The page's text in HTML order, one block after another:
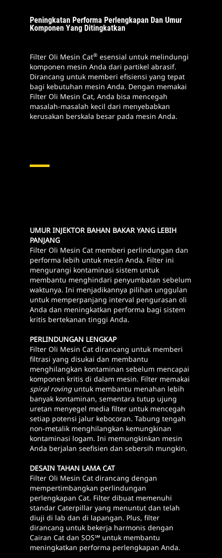
Peningkatan Performa Perlengkapan Dan Umur
Komponen Yang Ditingkatkan
Filter Oli Mesin Cat® esensial untuk melindungi
komponen mesin Anda dari partikel abrasif.
Dirancang untuk memberi efisiensi yang tepat
bagi kebutuhan mesin Anda. Dengan memakai
Filter Oli Mesin Cat, Anda bisa mencegah
masalah-masalah kecil dari menyebabkan
kerusakan berskala besar pada mesin Anda.
UMUR INJEKTOR BAHAN BAKAR YANG LEBIH
PANJANG
Filter Oli Mesin Cat memberi perlindungan dan
performa lebih untuk mesin Anda. Filter ini
mengurangi kontaminasi sistem untuk
membantu menghindari penyumbatan sebelum
waktunya. Ini menjadikannya pilihan unggulan
untuk memperpanjang interval pengurasan oli
Anda dan meningkatkan performa bagi sistem
kritis bertekanan tinggi Anda.
PERLINDUNGAN LENGKAP
Filter Oli Mesin Cat dirancang untuk memberi
filtrasi yang disukai dan membantu
menghilangkan kontaminan sebelum mencapai
komponen kritis di dalam mesin. Filter memakai
spiral rovinguntuk membantu menahan lebih
banyak kontaminan, sementara tutup ujung
uretan menyegel media filter untuk mencegah
setiap potensi jalur kebocoran. Tabung tengah
non-metalik menghilangkan kemungkinan
kontaminasi logam. Ini memungkinkan mesin
Anda berjalan seefisien dan sebersih mungkin.
DESAIN TAHAN LAMA CAT
Filter Oli Mesin Cat dirancang dengan
mempertimbangkan perlindungan
perlengkapan Cat. Filter dibuat memenuhi
standar Caterpillar yang menuntut dan telah
diuji di lab dan di lapangan. Plus, filter
dirancang untuk bekerja harmonis dengan
Cairan Cat dan SOS℠ untuk membantu
meningkatkan performa perlengkapan Anda.